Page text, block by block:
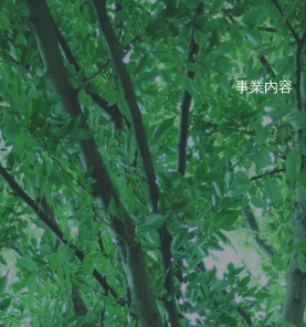
事業内容